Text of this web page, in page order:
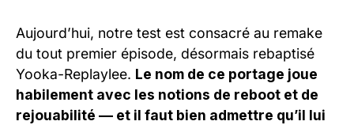
Aujourd’hui, notre test est consacré au remake
du tout premier épisode, désormais rebaptisé
Yooka-Replaylee. Le nom de ce portage joue
habilement avec les notions de reboot et de
rejouabilité — et il faut bien admettre qu’il lui